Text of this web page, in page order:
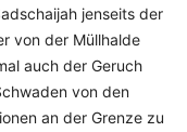
jenseits der
von der Müllhalde
auch der Geruch
von den
an der Grenze zu